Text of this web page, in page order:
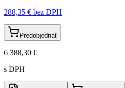
288,35 € bez DPH
Predobjednať
6 388,30 €
s DPH